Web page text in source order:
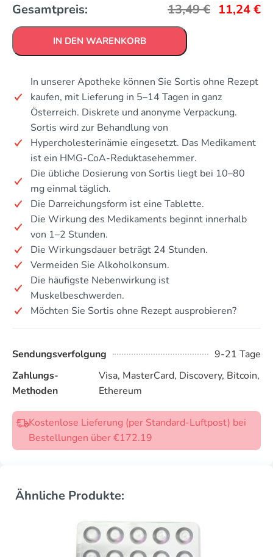
Gesamtpreis: 13,49€ 11,24€
IN DEN WARENKORB
In unserer Apotheke können Sie Sortis ohne Rezept
kaufen, mit Lieferung in 5–14 Tagen in ganz
Österreich. Diskrete und anonyme Verpackung.
Sortis wird zur Behandlung von
Hypercholesterinämie eingesetzt. Das Medikament
ist ein HMG-CoA-Reduktasehemmer.
Die übliche Dosierung von Sortis liegt bei 10–80
mg einmal täglich.
Die Darreichungsform ist eine Tablette.
Die Wirkung des Medikaments beginnt innerhalb
von 1–2 Stunden.
Die Wirkungsdauer beträgt 24 Stunden.
Vermeiden Sie Alkoholkonsum.
Die häufigste Nebenwirkung ist
Muskelbeschwerden.
Möchten Sie Sortis ohne Rezept ausprobieren?
Sendungsverfolgung
9-21 Tage
Zahlungs-
Methoden
Visa, MasterCard, Discovery, Bitcoin,
Ethereum
Kostenlose Lieferung (per Standard-Luftpost) bei
Bestellungen über €172.19
Ähnliche Produkte: